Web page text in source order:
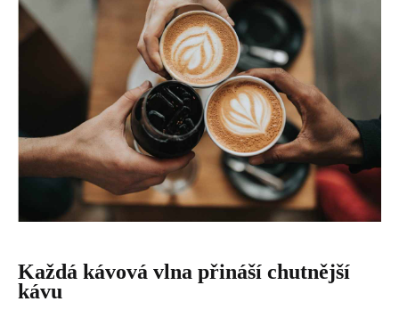
Každá kávová vlna přináší chutnější
kávu